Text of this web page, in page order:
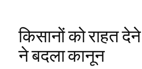
किसानों को राहत
ने बदला कानून